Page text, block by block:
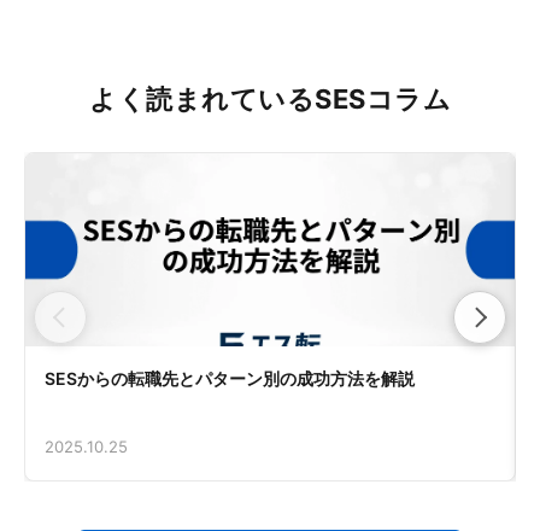
よく読まれているSESコラム
SESからの転職先とパターン別の成功方法を解説
2025.10.25